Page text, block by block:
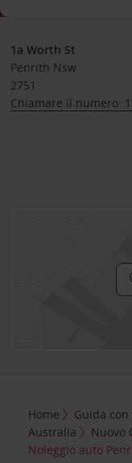
1a Worth St
Penrith Nsw
2751
Chiamare il numero:
Home Guida con
Australia
Nuovo
Noleggio auto